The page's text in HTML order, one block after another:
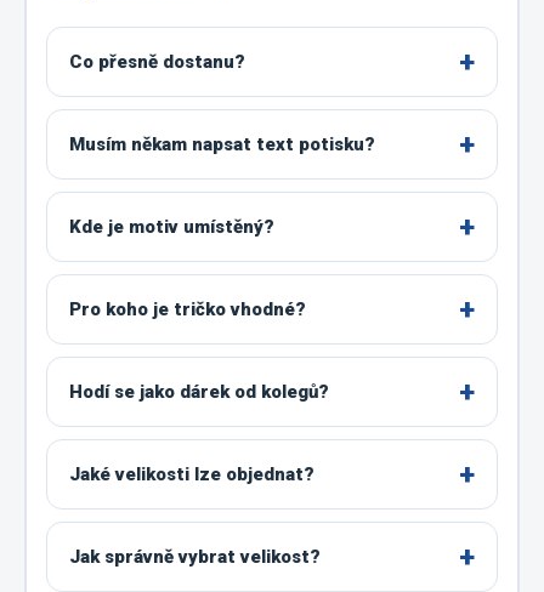
Co přesně dostanu?
Musím někam napsat text potisku?
Kde je motiv umístěný?
Pro koho je tričko vhodné?
Hodí se jako dárek od kolegů?
Jaké velikosti lze objednat?
Jak správně vybrat velikost?